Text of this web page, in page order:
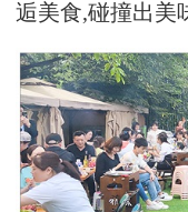
逅美食,碰撞出美